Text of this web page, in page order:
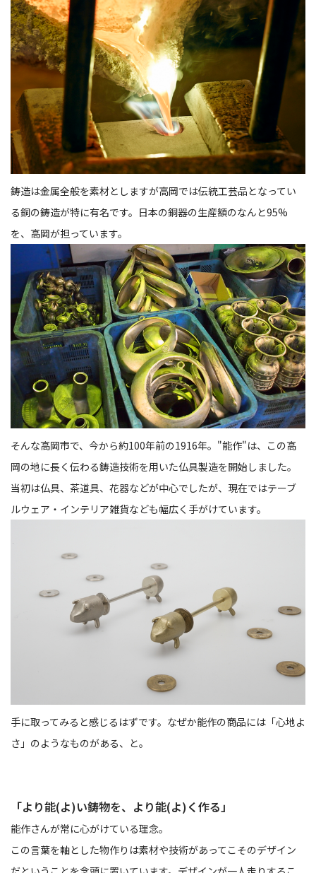
鋳造は金属全般を素材としますが高岡では伝統工芸品となってい
る銅の鋳造が特に有名です。日本の銅器の生産額のなんと95%
を、高岡が担っています。
そんな高岡市で、今から約100年前の1916年。"能作"は、この高
岡の地に長く伝わる鋳造技術を用いた仏具製造を開始しました。
当初は仏具、茶道具、花器などが中心でしたが、現在ではテーブ
ルウェア・インテリア雑貨なども幅広く手がけています。
手に取ってみると感じるはずです。なぜか能作の商品には「心地よ
さ」のようなものがある、と。
「より能(よ)い鋳物を、より能(よ)く作る」
能作さんが常に心がけている理念。
この言葉を軸とした物作りは素材や技術があってこそのデザイン